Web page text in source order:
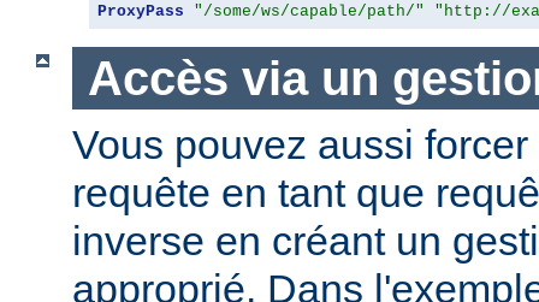
ProxyPass "/some/ws/capable/path/" "http://
Accès via un
Vous pouvez aussi
requête en tant que
inverse en créant un
approprié. Dans